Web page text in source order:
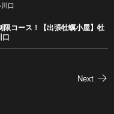
口
限コース！【出張牡蠣小屋】牡
Next